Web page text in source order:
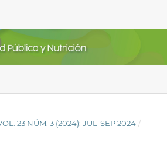
23 NÚM. 3 (2024): JUL-SEP 2024 /